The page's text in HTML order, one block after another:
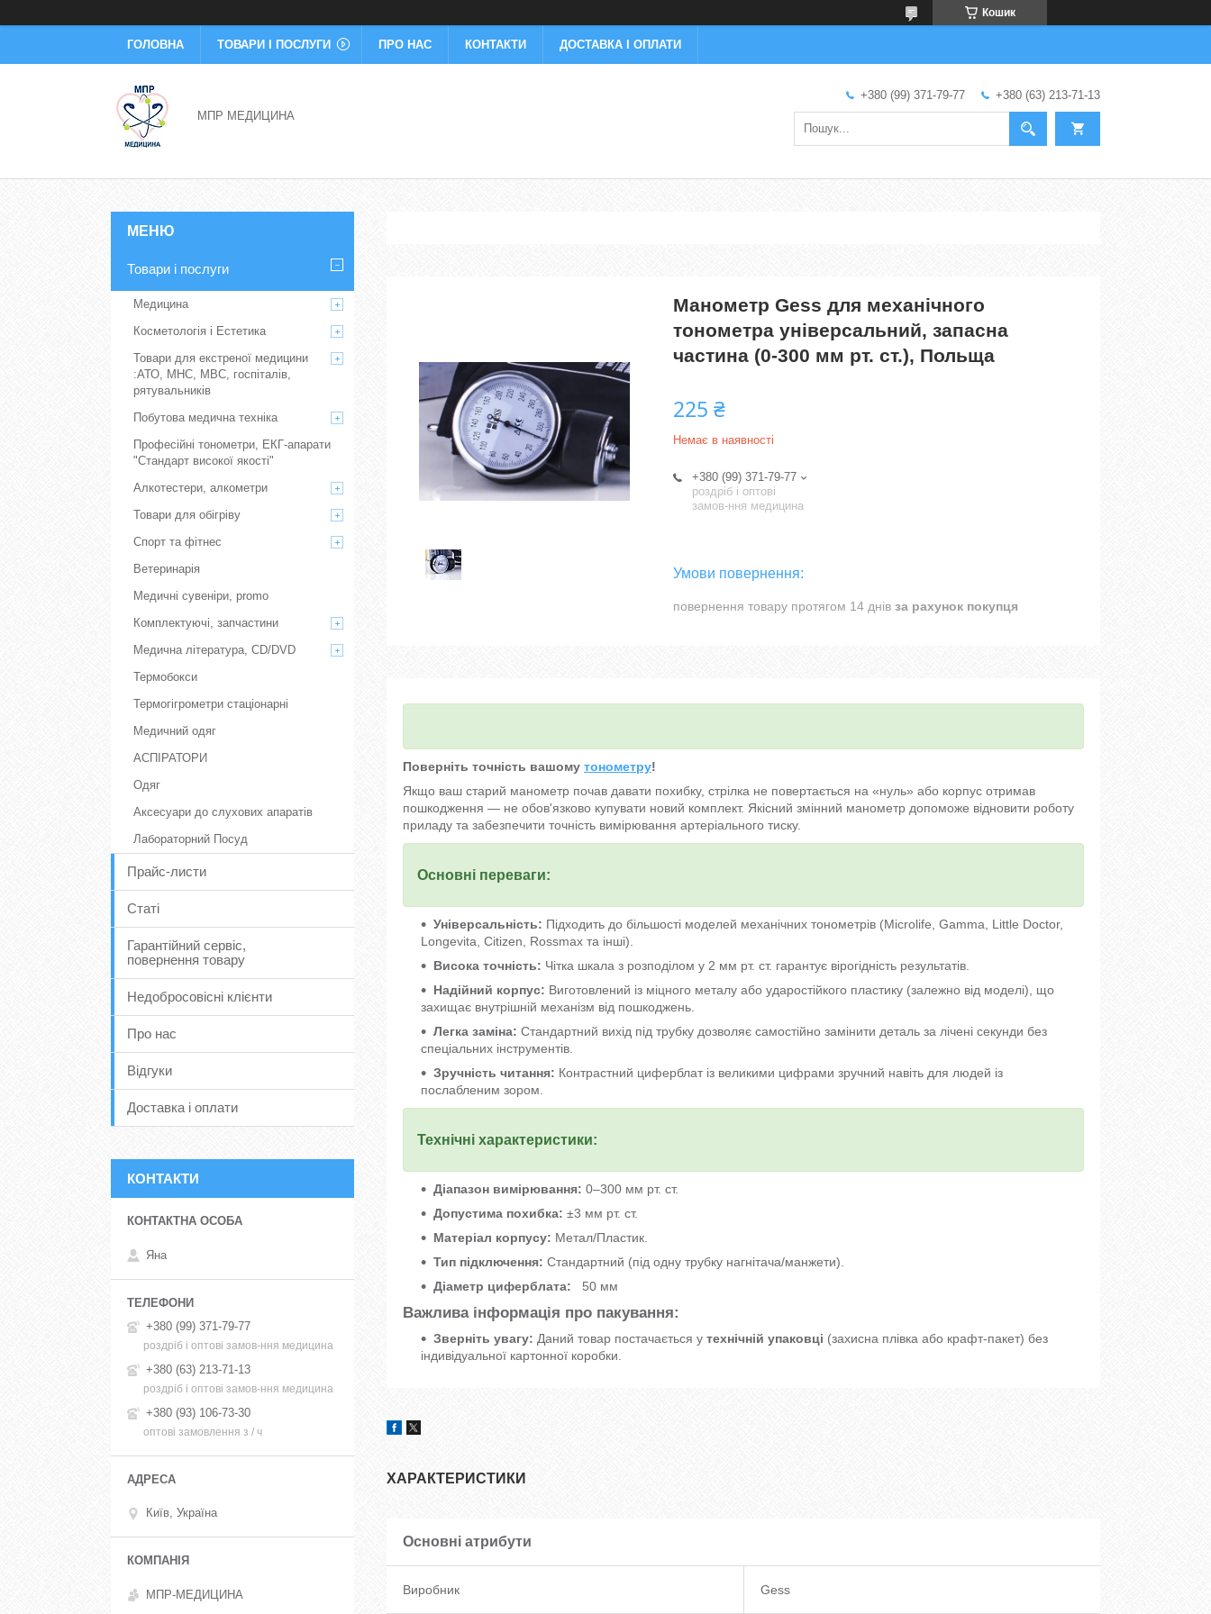
Кошик
ГОЛОВНА ТОВАРИ І ПОСЛУГИ ПРО НАС КОНТАКТИ ДОСТАВКА І ОПЛАТИ
МПР МЕДИЦИНА
+380 (99) 371-79-77 +380 (63) 213-71-13
Манометр Gess для механічного
тонометра універсальний, запасна
частина (0-300 мм рт. ст.), Польща
225 ₴
Немає в наявності
+380 (99) 371-79-77
роздріб і оптові
замов-ння медицина
повернення товару протягом 14 днів за рахунок покупця
Поверніть точність вашому тонометру!
Якщо ваш старий манометр почав давати похибку, стрілка не повертається на «нуль» або корпус отримав
пошкодження — не обов'язково купувати новий комплект. Якісний змінний манометр допоможе відновити роботу
приладу та забезпечити точність вимірювання артеріального тиску.
Основні переваги:
Універсальність: Підходить до більшості моделей механічних тонометрів (Microlife, Gamma, Little Doctor,
Longevita, Citizen, Rossmax та інші).
Висока точність: Чітка шкала з розподілом у 2 мм рт. ст. гарантує вірогідність результатів.
Надійний корпус: Виготовлений із міцного металу або ударостійкого пластику (залежно від моделі), що
захищає внутрішній механізм від пошкоджень.
Легка заміна: Стандартний вихід під трубку дозволяє самостійно замінити деталь за лічені секунди без
спеціальних інструментів.
Зручність читання: Контрастний циферблат із великими цифрами зручний навіть для людей із
послабленим зором.
Технічні характеристики:
Діапазон вимірювання: 0–300 мм рт. ст.
Допустима похибка: ±3 мм рт. ст.
Матеріал корпусу: Метал/Пластик.
Тип підключення: Стандартний (під одну трубку нагнітача/манжети).
Діаметр циферблата: 50 мм
Важлива інформація про пакування:
Зверніть увагу: Даний товар постачається у технічній упаковці (захисна плівка або крафт-пакет) без
індивідуальної картонної коробки.
ХАРАКТЕРИСТИКИ
Основні атрибути
Виробник Gess
Товари і послуги
Медицина
Косметологія і Естетика
Товари для екстреної медицини
:АТО, МНС, МВС, госпіталів,
рятувальників
Побутова медична техніка
Професійні тонометри, ЕКГ-апарати
"Стандарт високої якості"
Алкотестери, алкометри
Товари для обігріву
Спорт та фітнес
Ветеринарія
Медичні сувеніри, promo
Комплектуючі, запчастини
Медична література, CD/DVD
Термобокси
Термогігрометри стаціонарні
Медичний одяг
АСПІРАТОРИ
Одяг
Аксесуари до слухових апаратів
Лабораторний Посуд
Прайс-листи
Статі
Гарантійний сервіс,
повернення товару
Недобросовісні клієнти
Про нас
Відгуки
Доставка і оплати
КОНТАКТИ
Яна
+380 (99) 371-79-77
роздріб і оптові замов-ння медицина
+380 (63) 213-71-13
роздріб і оптові замов-ння медицина
+380 (93) 106-73-30
оптові замовлення з / ч
Київ, Україна
МПР-МЕДИЦИНА